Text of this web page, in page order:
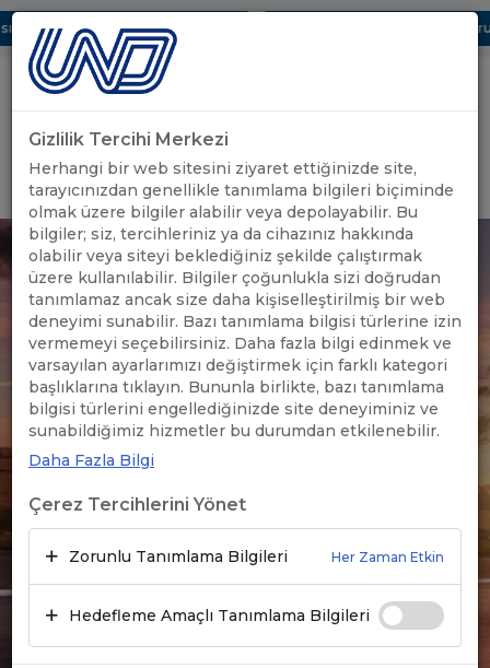
Dijital UBAK Bölümü Hakkında UND, Yunanistan Vize
Uluslararası Nakliyeciler Derneği
GİRİŞ YAP
Gizlilik Tercihi Merkezi
Herhangi bir web sitesini ziyaret ettiğinizde site,
tarayıcınızdan genellikle tanımlama bilgileri biçiminde
olmak üzere bilgiler alabilir veya depolayabilir. Bu
bilgiler; siz, tercihleriniz ya da cihazınız hakkında
olabilir veya siteyi beklediğiniz şekilde çalıştırmak
üzere kullanılabilir. Bilgiler çoğunlukla sizi doğrudan
tanımlamaz ancak size daha kişiselleştirilmiş bir web
deneyimi sunabilir. Bazı tanımlama bilgisi türlerine izin
vermemeyi seçebilirsiniz. Daha fazla bilgi edinmek ve
varsayılan ayarlarımızı değiştirmek için farklı kategori
başlıklarına tıklayın. Bununla birlikte, bazı tanımlama
bilgisi türlerini engellediğinizde site deneyiminiz ve
sunabildiğimiz hizmetler bu durumdan etkilenebilir.
Daha Fazla Bilgi
Çerez Tercihlerini Yönet
Zorunlu Tanımlama Bilgileri Her Zaman Etkin
Hedefleme Amaçlı Tanımlama Bilgileri